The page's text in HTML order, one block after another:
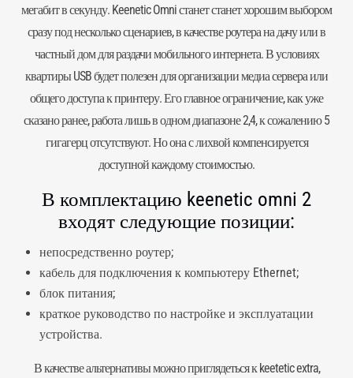
мегабит в секунду. Keenetic Omni станет станет хорошим выбором
сразу под несколько сценариев, в качестве роутера на дачу или в
частный дом для раздачи мобильного интернета. В условиях
квартиры USB будет полезен для организации медиа сервера или
общего доступа к принтеру. Его главное ограничение, как уже
сказано ранее, работа лишь в одном диапазоне 2,4, к сожалению 5
гигагерц отсутствуют. Но она с лихвой компенсируется
доступной каждому стоимостью.
В комплектацию keenetic omni 2
входят следующие позиции:
непосредственно роутер;
кабель для подключения к компьютеру Ethernet;
блок питания;
краткое руководство по настройке и эксплуатации
устройства.
В качестве альтернативы можно приглядеться к keetetic extra,